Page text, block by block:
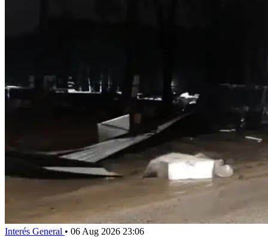
Interés General • 06 Aug 2026 23:06